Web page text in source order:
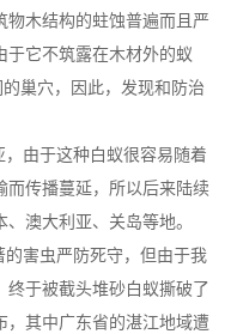
物木结构的蛀蚀普遍而且严
于它不筑露在木材外的蚁
巢穴，因此，发现和防治
由于这种白蚁很容易随着
而传播蔓延，所以后来陆续
澳大利亚、关岛等地。
害虫严防死守，但由于我
终于被截头堆砂白蚁撕破了
，其中广东省的湛江地域遭